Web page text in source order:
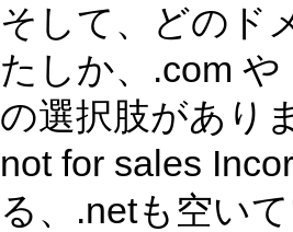
そして、どのド
たしか、.com
の選択肢があり
not for sales
る、.netも空い